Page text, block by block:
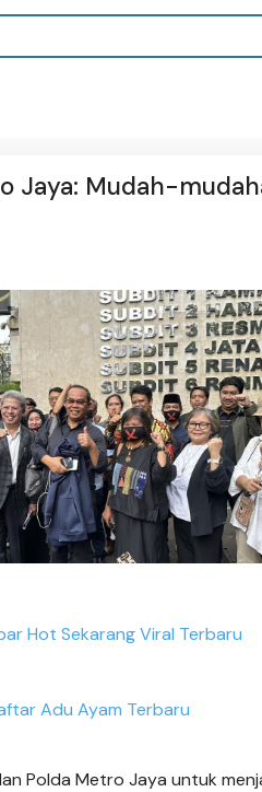
Jaya: Mudah-
Hot Sekarang Viral Terbaru
Adu Ayam Terbaru
Polda Metro Jaya untuk